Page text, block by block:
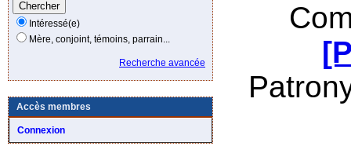
Intéressé(e)
Mère, conjoint, témoins, parrain...
Recherche avancée
Accès membres
Connexion